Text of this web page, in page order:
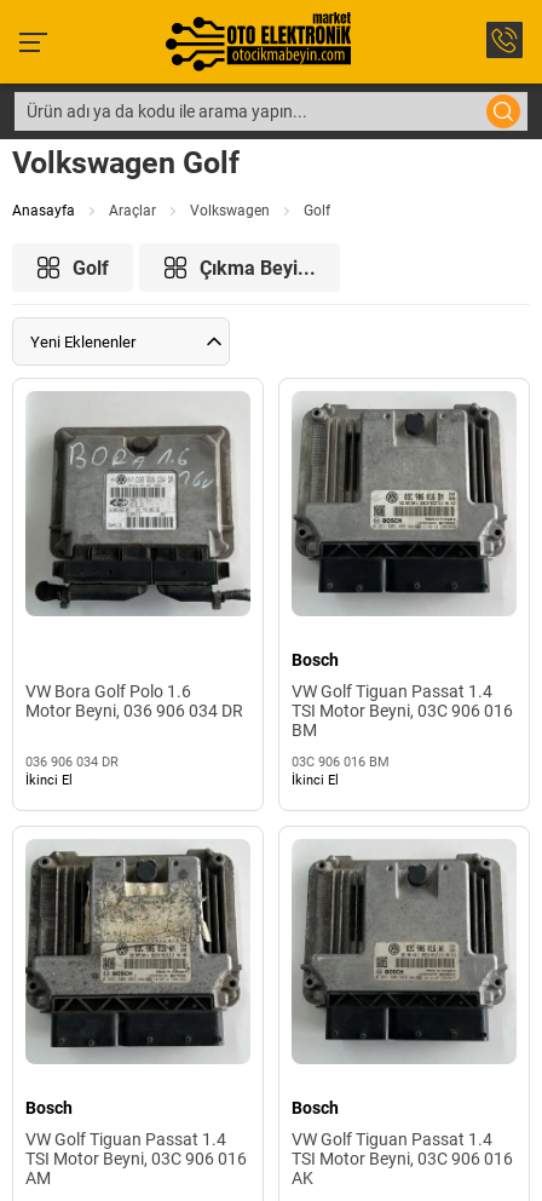
Volkswagen Golf
Anasayfa Araçlar Volkswagen Golf
Golf Çıkma Beyi...
Yeni Eklenenler
VW Bora Golf Polo 1.6
Motor Beyni, 036 906 034 DR
036 906 034 DR
İkinci El
Bosch
VW Golf Tiguan Passat 1.4
TSI Motor Beyni, 03C 906 016
BM
03C 906 016 BM
İkinci El
Bosch
VW Golf Tiguan Passat 1.4
TSI Motor Beyni, 03C 906 016
AM
Bosch
VW Golf Tiguan Passat 1.4
TSI Motor Beyni, 03C 906 016
AK